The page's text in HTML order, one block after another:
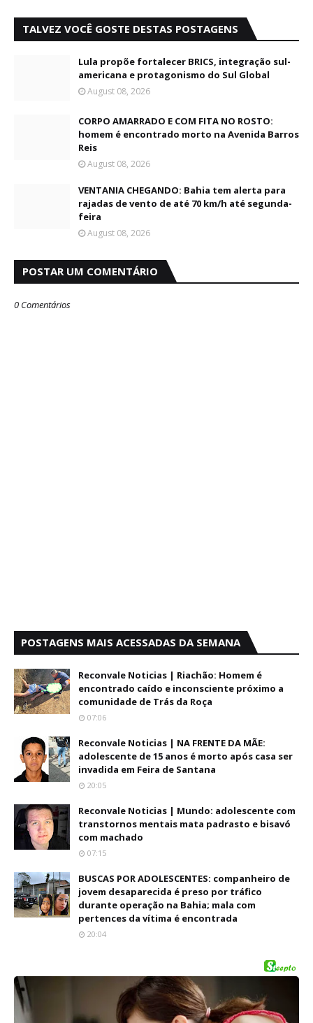
TALVEZ VOCÊ GOSTE DESTAS POSTAGENS
Lula propõe fortalecer BRICS, integração sul-
americana e protagonismo do Sul Global
August 08, 2026
CORPO AMARRADO E COM FITA NO ROSTO:
homem é encontrado morto na Avenida Barros
Reis
August 08, 2026
VENTANIA CHEGANDO: Bahia tem alerta para
rajadas de vento de até 70 km/h até segunda-
feira
August 08, 2026
POSTAR UM COMENTÁRIO
0 Comentários
POSTAGENS MAIS ACESSADAS DA SEMANA
Reconvale Noticias | Riachão: Homem é
encontrado caído e inconsciente próximo a
comunidade de Trás da Roça
07:06
Reconvale Noticias | NA FRENTE DA MÃE:
adolescente de 15 anos é morto após casa ser
invadida em Feira de Santana
20:05
Reconvale Noticias | Mundo: adolescente com
transtornos mentais mata padrasto e bisavó
com machado
07:15
BUSCAS POR ADOLESCENTES: companheiro de
jovem desaparecida é preso por tráfico
durante operação na Bahia; mala com
pertences da vítima é encontrada
20:04